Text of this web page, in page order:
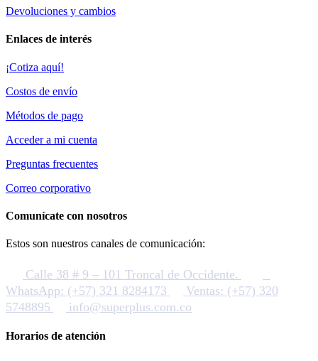
Devoluciones y cambios
Enlaces de interés
¡Cotiza aquí!
Costos de envío
Métodos de pago
Acceder a mi cuenta
Preguntas frecuentes
Correo corporativo
Comunícate con nosotros
Estos son nuestros canales de comunicación:
Calle 38 # 9 – 101 Troncal de Occidente.
WhatsApp: (+57) 321 8284173
Ventas: (+57) 320
5748895
info@superplus.com.co
Horarios de atención